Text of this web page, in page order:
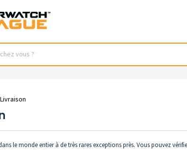
Livraison
le monde entier à de très rares exceptions près. Vous pouvez